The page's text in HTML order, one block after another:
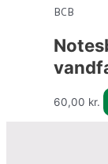
BCB
60,00 kr.